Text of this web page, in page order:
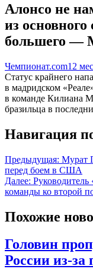
Алонсо не
из основного
большего —
Чемпионат.com12
Статус крайнего
в мадридском
в команде Килиана
бразильца в
Навигация
Предыдущая: Мурат
перед боем в США
Далее: Руководитель
команды ко второй
Похожие
Головин
России из-за